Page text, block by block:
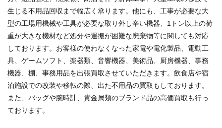
生じる不用品回収まで幅広く承ります。他にも、工事が必要な大
型の工場用機械や工具が必要な取り外し辛い機器、1トン以上の荷
重が大きな機材など処分や運搬が困難な廃棄物等に関しても対応
しております。お客様の使わなくなった家電や電化製品、電動工
具、ゲームソフト、楽器類、音響機器、美術品、厨房機器、事務
機器、棚、事務用品を出張買取させていただきます。飲食店や宿
泊施設での改装や移転の際、出た不用品の買取もしております。
また、バッグや腕時計、貴金属類のブランド品の高価買取も行っ
ております。